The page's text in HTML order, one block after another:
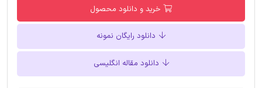
خرید و دانلود محصول
دانلود رایگان نمونه
دانلود مقاله انگلیسی